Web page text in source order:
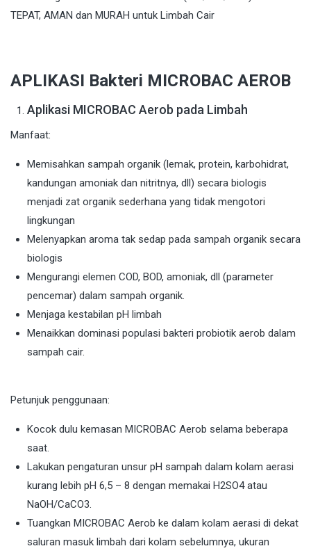
APLIKASI Bakteri MICROBAC AEROB
Aplikasi MICROBAC Aerob pada Limbah
Manfaat:
Memisahkan sampah organik (lemak, protein, karbohidrat,
kandungan amoniak dan nitritnya, dll) secara biologis
menjadi zat organik sederhana yang tidak mengotori
lingkungan
Melenyapkan aroma tak sedap pada sampah organik secara
biologis
Mengurangi elemen COD, BOD, amoniak, dll (parameter
pencemar) dalam sampah organik.
Menjaga kestabilan pH limbah
Menaikkan dominasi populasi bakteri probiotik aerob dalam
sampah cair.
Petunjuk penggunaan:
Kocok dulu kemasan MICROBAC Aerob selama beberapa
saat.
Lakukan pengaturan unsur pH sampah dalam kolam aerasi
kurang lebih pH 6,5 – 8 dengan memakai H2SO4 atau
NaOH/CaCO3.
Tuangkan MICROBAC Aerob ke dalam kolam aerasi di dekat
saluran masuk limbah dari kolam sebelumnya, ukuran